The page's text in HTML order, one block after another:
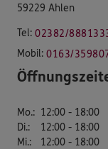
59229 Ahlen
Tel: 02382/
Mobil: 0163/
Mo.: 12:00 - 18:00
Di.:
12:00 - 18:00
Mi.:
12:00 - 18:00